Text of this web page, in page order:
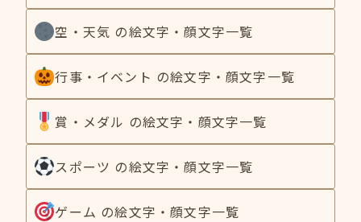
空・天気 の絵文字・顔文字一覧
行事・イベント の絵文字・顔文字一覧
賞・メダル の絵文字・顔文字一覧
スポーツ の絵文字・顔文字一覧
ゲーム の絵文字・顔文字一覧